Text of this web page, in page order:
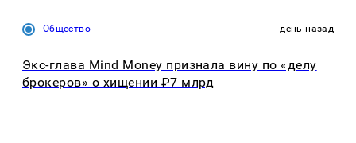
Общество день назад
Экс-глава Mind Money признала вину по «делу
брокеров» о хищении ₽7 млрд